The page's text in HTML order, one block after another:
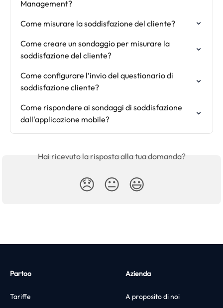
Management?
Come misurare la soddisfazione del cliente?
Come creare un sondaggio per misurare la
soddisfazione del cliente?
Come configurare l’invio del questionario di
soddisfazione cliente?
Come rispondere ai sondaggi di soddisfazione
dall'applicazione mobile?
Hai ricevuto la risposta alla tua domanda?
😞 😐 😃
Partoo
Tariffe
Azienda
A proposito di noi